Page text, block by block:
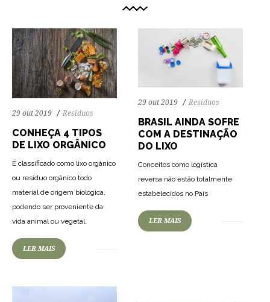
29 out 2019 Resíduos
CONHEÇA 4 TIPOS
DE LIXO ORGÂNICO
É classificado como lixo orgânico
ou resíduo orgânico todo
material de origem biológica,
podendo ser proveniente da
vida animal ou vegetal.
LER MAIS
29 out 2019 Resíduos
BRASIL AINDA SOFRE
COM A DESTINAÇÃO
DO LIXO
Conceitos como logística
reversa não estão totalmente
estabelecidos no País
LER MAIS
77 1227